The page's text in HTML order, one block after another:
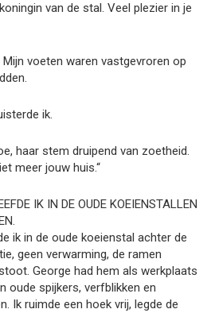
van de stal. Veel plezier in je
voeten waren vastgevroren op
ik.
haar stem druipend van zoetheid.
meer jouw huis.“
IK IN DE OUDE KOEIENSTALLEN
ik in de oude koeienstal achter de
geen verwarming, de ramen
George had hem als werkplaats
oude spijkers, verfblikken en
Ik ruimde een hoek vrij, legde de